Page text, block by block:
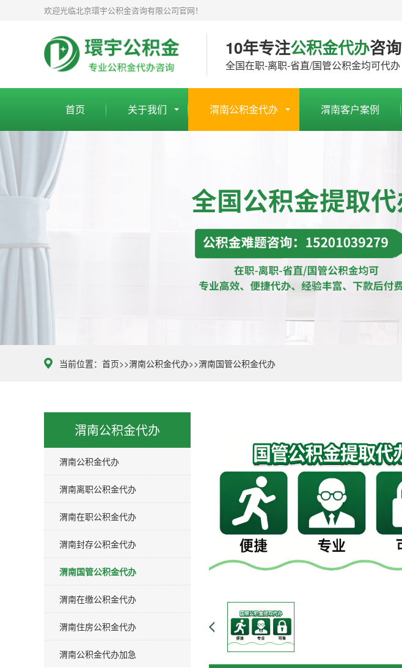
欢迎光临北京環宇公积金咨询有限公司官网！
10年专注公积金代办咨询
全国在职-离职-省直/国管公积金均可代办
首页 关于我们 渭南公积金代办 渭南客户案例
当前位置： 首页>>渭南公积金代办>>渭南国管公积金代办
渭南公积金代办
渭南公积金代办
渭南离职公积金代办
渭南在职公积金代办
渭南封存公积金代办
渭南国管公积金代办
渭南在缴公积金代办
渭南住房公积金代办
渭南公积金代办加急